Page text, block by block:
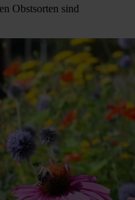
Obstsorten sind